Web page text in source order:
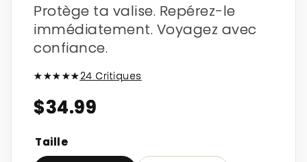
Protège ta valise. Repérez-le
immédiatement. Voyagez avec
confiance.
★★★★★24 Critiques
$34.99
Taille